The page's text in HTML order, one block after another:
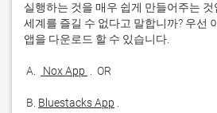
실행하는 것을 매우 쉽게 만들어주는
세계를 즐길 수 없다고 말합니까? 우선
A. Nox App
B. Bluestacks App